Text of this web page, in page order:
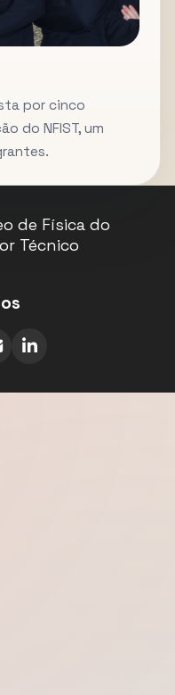
por cinco
do NFIST, um
de Física do
Técnico